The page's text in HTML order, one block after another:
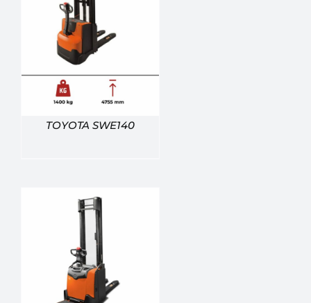
TOYOTA SWE140